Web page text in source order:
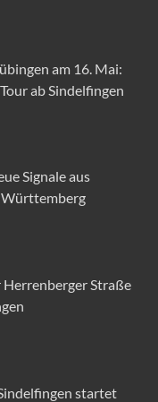
am 16. Mai:
ab Sindelfingen
Signale aus
Herrenberger Straße
startet